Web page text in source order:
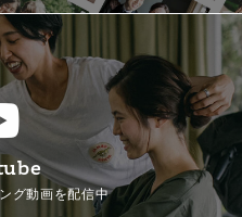
グ動画を配信中